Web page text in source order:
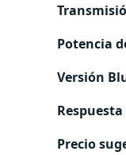
Potencia
Versión
Precio